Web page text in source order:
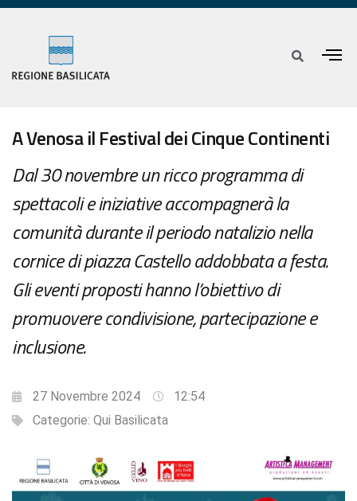
A Venosa il Festival dei Cinque Continenti
Dal 30 novembre un ricco programma di
spettacoli e iniziative accompagnerà la
comunità durante il periodo natalizio nella
cornice di piazza Castello addobbata a festa.
Gli eventi proposti hanno l’obiettivo di
promuovere condivisione, partecipazione e
inclusione.
27 Novembre 2024
12:54
Categorie: Qui Basilicata